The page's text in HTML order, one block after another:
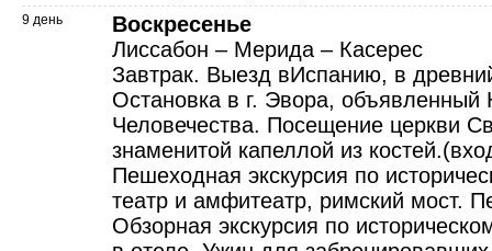
9 день
Воскресенье
Лиссабон – Мерида – Касерес
Завтрак. Выезд вИспанию, в
Остановка в г. Эвора,
Человечества. Посещение церкви
знаменитой капеллой из
Пешеходная экскурсия по
театр и амфитеатр, римский мост.
Обзорная экскурсия по